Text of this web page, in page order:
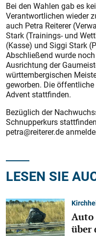
Bei den Wahlen gab es
Verantwortlichen wieder
auch Petra Reiterer
Stark (Trainings- und
(Kasse) und Siggi Stark
Abschließend wurde
Ausrichtung der
württembergischen
geworben. Die
Advent stattfinden.
Bezüglich der
Schnupperkurs
petra@reiterer.de
LESEN SIE
Auto
über